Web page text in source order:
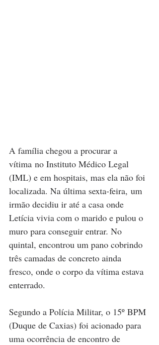
A família chegou a procurar a
vítima no Instituto Médico Legal
(IML) e em hospitais, mas ela não foi
localizada. Na última sexta-feira, um
irmão decidiu ir até a casa onde
Letícia vivia com o marido e pulou o
muro para conseguir entrar. No
quintal, encontrou um pano cobrindo
três camadas de concreto ainda
fresco, onde o corpo da vítima estava
enterrado.
Segundo a Polícia Militar, o 15º BPM
(Duque de Caxias) foi acionado para
uma ocorrência de encontro de